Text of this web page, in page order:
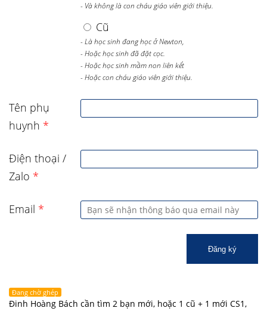
- Và không là con cháu giáo viên giới thiệu.
Cũ
- Là học sinh đang học ở Newton,
- Hoặc học sinh đã đặt cọc.
- Hoặc học sinh mầm non liên kết
- Hoặc con cháu giáo viên giới thiệu.
Tên phụ
huynh *
Điện thoại /
Zalo *
Email *
Đăng ký
Đang chờ ghép
Đinh Hoàng Bách cần tìm 2 bạn mới, hoặc 1 cũ + 1 mới CS1,